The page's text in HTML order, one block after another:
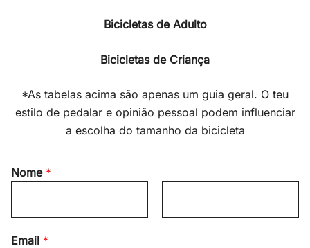
Bicicletas de Adulto
Bicicletas de Criança
*As tabelas acima são apenas um guia geral. O teu
estilo de pedalar e opinião pessoal podem influenciar
a escolha do tamanho da bicicleta
Nome *
iEmail *